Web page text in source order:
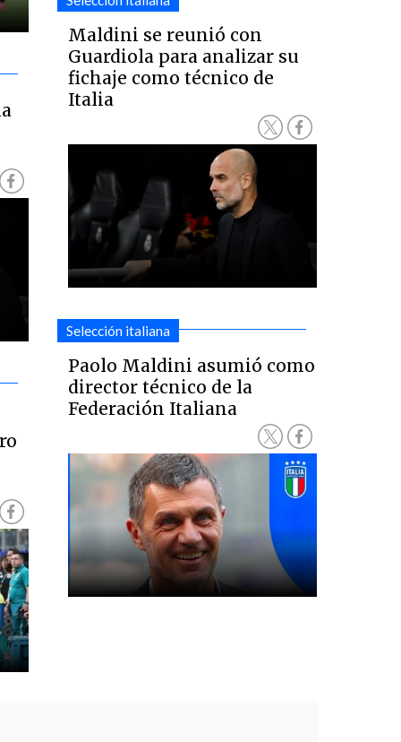
Maldini se reunió con
Guardiola para analizar su
fichaje como técnico de
Italia
Selección italiana
Paolo Maldini asumió como
director técnico de la
Federación Italiana